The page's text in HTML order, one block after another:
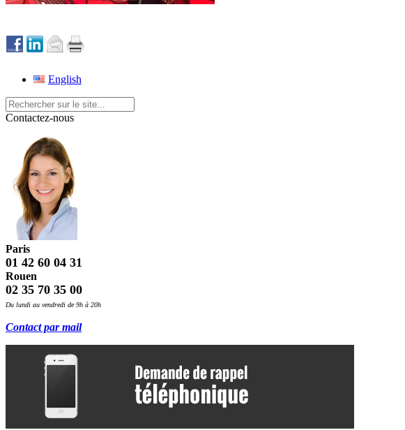
English
Contactez-nous
Paris
01 42 60 04 31
Rouen
02 35 70 35 00
Du lundi au vendredi de 9h à 20h
Contact par mail